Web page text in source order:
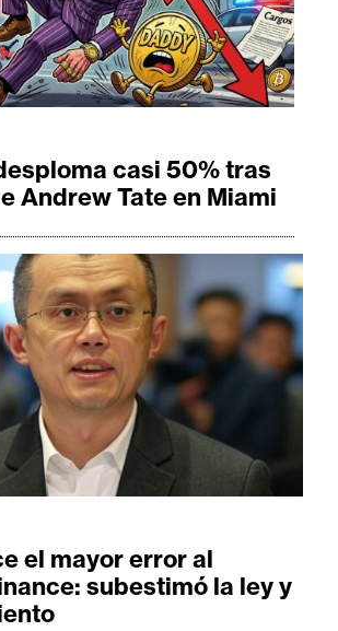
casi 50% tras
Andrew Tate en Miami
el mayor error al
subestimó la ley y